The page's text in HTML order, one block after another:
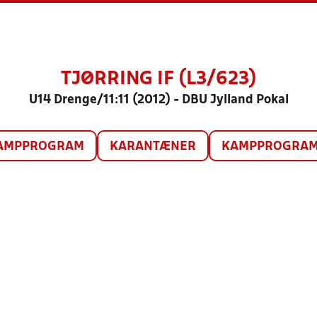
TJØRRING IF (L3/623)
U14 Drenge/11:11 (2012) - DBU Jylland Pokal
KARANTÆNER